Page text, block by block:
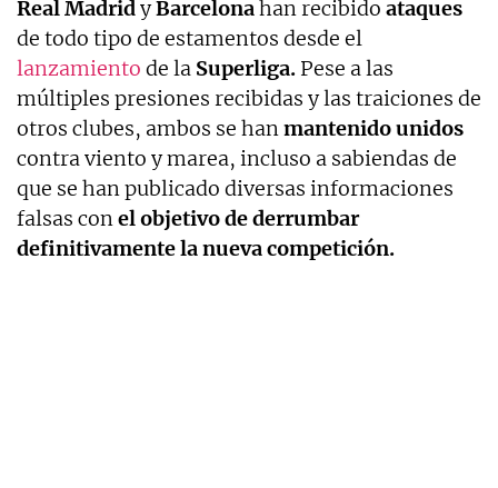
Real MadridyBarcelonahan recibido ataques
de todo tipo de estamentos desde el
lanzamiento de la Superliga. Pese a las
múltiples presiones recibidas y las traiciones de
otros clubes, ambos se hanmantenido unidos
contra viento y marea, incluso a sabiendas de
que se han publicado diversas informaciones
falsas conel objetivo de derrumbar
definitivamente la nueva competición.